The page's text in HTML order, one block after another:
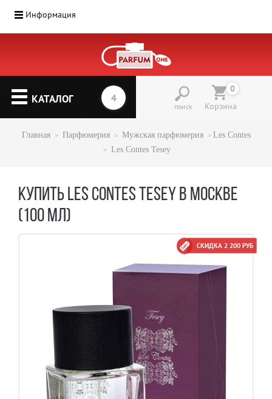
Информация
▼
КАТАЛОГ
поиск
0
Корзина
Главная Парфюмерия Mужская парфюмерия
Les Contes
Les Contes Tesey
КУПИТЬ LES CONTES TESEY В МОСКВЕ
(100 МЛ)
СКИДКА 2 200 РУБ